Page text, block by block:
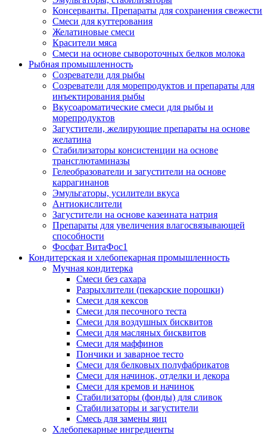
Консерванты. Препараты для сохранения свежести
Смеси для куттерования
Желатиновые смеси
Красители мяса
Смеси на основе сывороточных белков молока
Рыбная промышленность
Созреватели для рыбы
Созреватели для морепродуктов и препараты для
инъектирования рыбы
Вкусоароматические смеси для рыбы и
морепродуктов
Загустители, желирующие препараты на основе
желатина
Стабилизаторы консистенции на основе
трансглютаминазы
Гелеобразователи и загустители на основе
каррагинанов
Эмульгаторы, усилители вкуса
Антиокислители
Загустители на основе казеината натрия
Препараты для увеличения влагосвязывающей
способности
Фосфат ВитаФос1
Кондитерская и хлебопекарная промышленность
Мучная кондитерка
Смеси без сахара
Разрыхлители (пекарские порошки)
Смеси для кексов
Смеси для песочного теста
Смеси для воздушных бисквитов
Смеси для масляных бисквитов
Смеси для маффинов
Пончики и заварное тесто
Cмеси для белковых полуфабрикатов
Смеси для начинок, отделки и декора
Смеси для кремов и начинок
Стабилизаторы (фонды) для сливок
Стабилизаторы и загустители
Смесь для замены яиц
Хлебопекарные ингредиенты